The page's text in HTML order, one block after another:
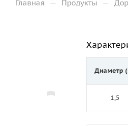
Главная — Продукты —
Диаметр
1,5